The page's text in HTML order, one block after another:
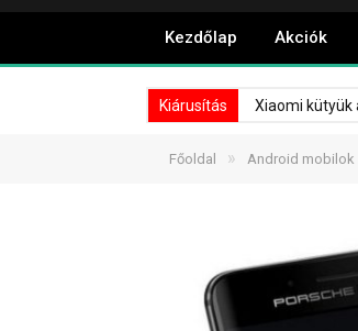
Kezdőlap Akciók
Kiárusítás Xiaomi kütyük
Főoldal » Android mobilok